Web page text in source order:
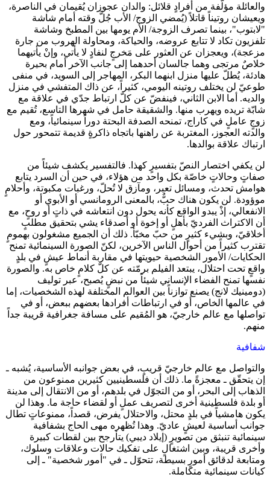
والعائلة مؤلّفة من أفرادٍ قلائل: والدان عجوزان يُقيمان في الناصرة،
ويعيشان روتيناً قاتلاً (يُمضي الزوج/ الأب جُلَّ وقته أمام شاشة
"لابتوب"، بينما تصرف الزوجة/ الأم يومها بين المطبخ وشاشة
تلفزيون تكاد لا تتابع عروضه، والحياكة، ومحاولة الهروب من جارة
مزعجة)، ويعجزان عن العثور على مَخرجٍ لنفادٍ لا يأتي، وإنْ يأتيهما
خلاصٌ مرتجى وهما جالسان أحدهما إلى جانب الآخر أمام بحيرة
هادئة، يُطلّ عليها منزل ابنهما البكر، المهاجر إلى السويد، في منفى
طوعيّ لن يختلف روتينه اليومي، كثيراً، عن ذاك المتفشي في منزل
والديه. أما الابن الثاني، فينفضّ عن كلّ ارتباط جدّي في علاقة مع
شابّة تريده ويهرب منها. والشقيقة حامل في شهرها التاسع، تُقيم مع
زوجٍ عاملٍ في كاراج، تمنحه الصدفة البحتة دوراً سينمائياً، ومع
والدته العجوز، المغتربة عن راهنها باتجاه ذاكرةٍ قديمة تتمحور حول
ارتباك علاقة بوالدها.
لن يكفي اختصار النصّ بتفسيرٍ كهذا. فالتفسير يكشف شيئاً من
صفاتٍ وحالاتٍ خاصّة بكل واحد من هؤلاء، في حين أن السرد يتابع
هوامش تحدث، ومسائل تعبر، ومآزق لا تُحلّ، ورغبات مكبوتة، وأحلامٍ
موؤودة. لن يكون هناك حبٌّ، بالمعنى الرومانسي أو الأبوي أو
الانفعالي، إذْ يبدو الواقع كأنه يحول دون انتعاشه في ذاتٍ أو روحٍ، مع
أن الاكتراث الفرديّ بأهلٍ أو إخوة أو أصدقاء يشي بتحقيق مطلبٍ
أخلاقيّ، وبشيء كثيرٍ من حبّ مخبّأ. ذلك أن الجميع مشغولون بهمومٍ
تقترب كثيراً من أحوال الناس الآخرين، لكنّ الصورة السينمائية تمنح
الحكايات/ الأمور الشخصية حيويتها في مقاربة أنماط عيشٍ في بلدٍ
واقعٍ تحت احتلال، يبتعد الفيلم برمّته عن كلّ كلامٍ خاص به. والصورة
نفسها تمنح الفضاء الإنساني شيئاً من نبضٍ يُصبح، عبر توليف
(دومينيك لانج) يصنع توازناً بين العوالم المختلفة لهذه الشخصيات، إما
في عالمها الخاص، أو في ارتباطات أفرادها بعضهم ببعض، أو في
تواصلها مع عالم خارجيّ، هو المُقيم على مسافة جغرافية قريبة جداً
منهم.
شفافية
والتواصل مع عالم خارجيّ قريبٍ، في بعض جوانبه الأساسية، يُشبه ـ
إن يتحقّق ـ معجزةً ما. ذلك أن فلسطينيين كثيرين ممنوعون من
الذهاب إلى البحر، أو من التجوّل في بلدهم، أو من الانتقال إلى مدينة
أو بلدة فلسطينية أخرى لتصريف عملٍ أو لقضاء حاجة ما. وهذا لن
يكون هامشياً في بلدٍ محتل، والاحتلال يفرض، قصداً، ممنوعاتٍ تطال
جوانب أساسية لعيشٍ عاديّ. وهذا تُظهره مهى الحاج بشفافية
سينمائية تنبثق من تصويرٍ (إيلاد ديبي) يتأرجح بين لقطات كبيرة
وأخرى قريبة، وبين اشتغالٍ على تفكيك حالات وعلاقات وسلوك،
ومتابعة لدقائق أمورٍ بسيطة، تتحوّل ـ في "أمور شخصية" ـ إلى
كيانات سينمائية متكاملة.